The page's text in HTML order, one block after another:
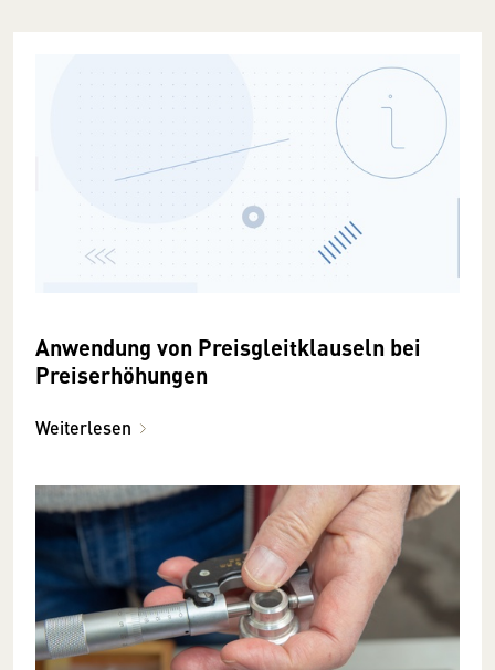
Anwendung von Preisgleitklauseln bei
Preiserhöhungen
Weiterlesen